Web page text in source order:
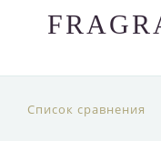
Список сравнения